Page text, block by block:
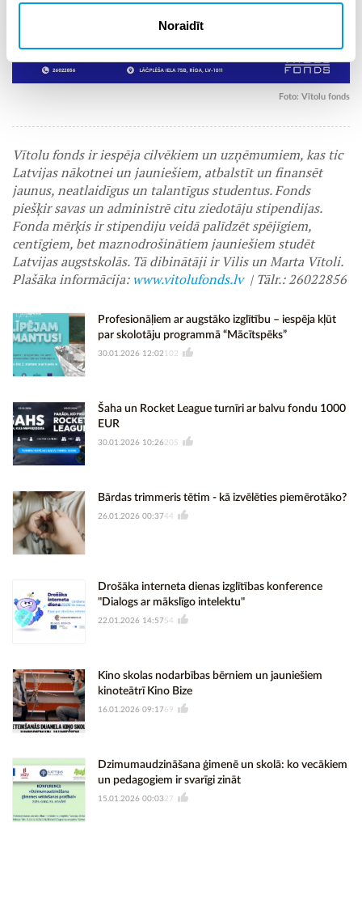
Noraidīt
Foto: Vītolu fonds
Vītolu fonds ir iespēja cilvēkiem un uzņēmumiem, kas tic
Latvijas nākotnei un jauniešiem, atbalstīt un finansēt
jaunus, neatlaidīgus un talantīgus studentus. Fonds
piešķir savas un administrē citu ziedotāju stipendijas.
Fonda mērķis ir stipendiju veidā palīdzēt spējīgiem,
centīgiem, bet maznodrošinātiem jauniešiem studēt
Latvijas augstskolās. Tā dibinātāji ir Vilis un Marta Vītoli.
Plašāka informācija:www.vitolufonds.lv| Tālr.: 26022856
Profesionāļiem ar augstāko izglītību – iespēja kļūt
par skolotāju programmā “Mācītspēks”
30.01.2026 12:02 102
Šaha un Rocket League turnīri ar balvu fondu 1000
EUR
30.01.2026 10:26205
Bārdas trimmeris tētim - kā izvēlēties piemērotāko?
26.01.2026 00:3744
Drošāka interneta dienas izglītības konference
"Dialogs ar mākslīgo intelektu"
22.01.2026 14:5754
Kino skolas nodarbības bērniem un jauniešiem
kinoteātrī Kino Bize
16.01.2026 09:1769
Dzimumaudzināšana ģimenē un skolā: ko vecākiem
un pedagogiem ir svarīgi zināt
15.01.2026 00:03 27